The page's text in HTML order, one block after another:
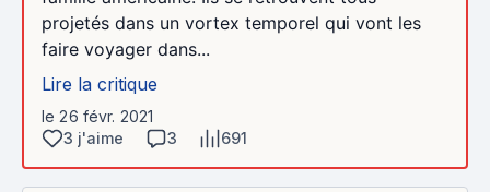
projetés dans un vortex temporel qui vont les
faire voyager dans...
Lire la critique
le 26 févr. 2021
3 j'aime
3 691